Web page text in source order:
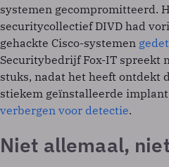
systemen gecompromitteerd.
securitycollectief DIVD had
gehackte Cisco-systemen
Securitybedrijf Fox-IT spreekt
stuks, nadat het heeft ontdekt
stiekem geïnstalleerde implant
verbergen voor detectie.
Niet allemaal,